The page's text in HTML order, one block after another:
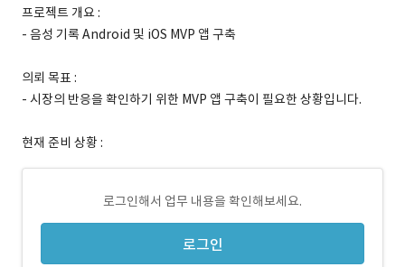
프로젝트 개요 :
- 음성 기록 Android 및 iOS MVP 앱 구축
의뢰 목표 :
- 시장의 반응을 확인하기 위한 MVP 앱 구축이 필요한 상황입니다.
현재 준비 상황 :
로그인해서 업무 내용을 확인해보세요.
로그인